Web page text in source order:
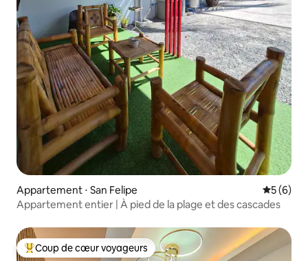
Appartement ⋅ San Felipe
5 (6)
Appartement entier | À pied de la plage et des cascades
Coups de cœur voyageurs les plus appréciés
Coup de cœur voyageurs